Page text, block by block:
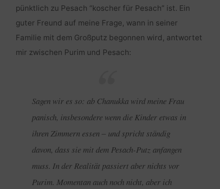
pünktlich zu Pesach “koscher für Pesach” ist. Ein
guter Freund auf meine Frage, wann in seiner
Familie mit dem Großputz begonnen wird, antwortet
mir zwischen Purim und Pesach:
Sagen wir es so: ab Chanukka wird meine Frau
panisch, insbesondere wenn die Kinder etwas in
ihren Zimmern essen ‒ und spricht ständig
davon, dass sie mit dem Pesach-Putz anfangen
muss. In der Realität passiert aber nichts vor
Purim. Momentan auch noch nicht, aber ich